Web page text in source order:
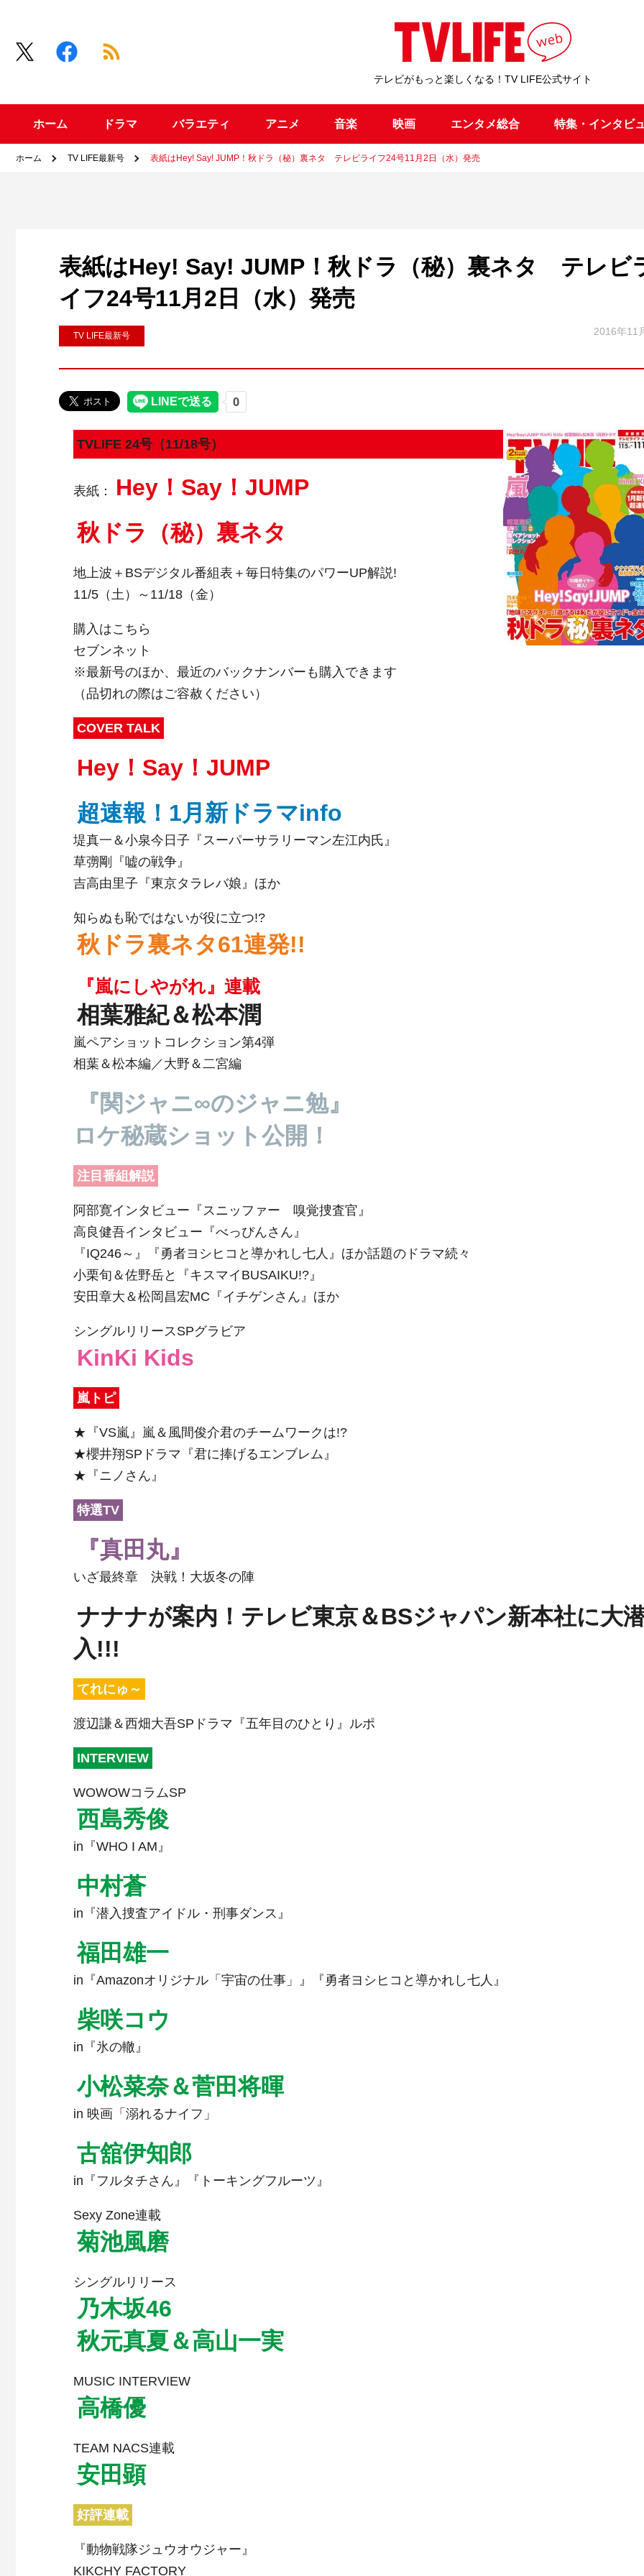
テレビがもっと楽しくなる！TV LIFE公式サイト
ホーム ドラマ バラエティ アニメ 音楽 映画 エンタメ総合 特集・インタビ
ホーム TV LIFE最新号 表紙はHey! Say! JUMP！秋ドラ（秘）裏ネタ テレビライフ24号11月2日（水）発売
表紙はHey! Say! JUMP！秋ドラ（秘）裏ネタ テレビ
イフ24号11月2日（水）発売
TV LIFE最新号 2016年11
TVLIFE 24号（11/18号）
表紙：
Hey！Say！JUMP
秋ドラ（秘）裏ネタ
地上波＋BSデジタル番組表＋毎日特集のパワーUP解説!
11/5（土）～11/18（金）
購入はこちら
セブンネット
※最新号のほか、最近のバックナンバーも購入できます
（品切れの際はご容赦ください）
COVER TALK
Hey！Say！JUMP
超速報！1月新ドラマinfo
堤真一＆小泉今日子『スーパーサラリーマン左江内氏』
草彅剛『嘘の戦争』
吉高由里子『東京タラレバ娘』ほか
知らぬも恥ではないが役に立つ!?
秋ドラ裏ネタ61連発!!
『嵐にしやがれ』連載
相葉雅紀＆松本潤
嵐ペアショットコレクション第4弾
相葉＆松本編／大野＆二宮編
『関ジャニ∞のジャニ勉』
ロケ秘蔵ショット公開！
注目番組解説
阿部寛インタビュー『スニッファー 嗅覚捜査官』
高良健吾インタビュー『べっぴんさん』
『IQ246～』『勇者ヨシヒコと導かれし七人』ほか話題のドラマ続々
小栗旬＆佐野岳と『キスマイBUSAIKU!?』
安田章大＆松岡昌宏MC『イチゲンさん』ほか
シングルリリースSPグラビア
KinKi Kids
嵐トピ
★『VS嵐』嵐＆風間俊介君のチームワークは!?
★櫻井翔SPドラマ『君に捧げるエンブレム』
★『ニノさん』
特選TV
『真田丸』
いざ最終章 決戦！大坂冬の陣
ナナナが案内！テレビ東京＆BSジャパン新本社に大
入!!!
てれにゅ～
渡辺謙＆西畑大吾SPドラマ『五年目のひとり』ルポ
INTERVIEW
WOWOWコラムSP
西島秀俊
in『WHO I AM』
中村蒼
in『潜入捜査アイドル・刑事ダンス』
福田雄一
in『Amazonオリジナル「宇宙の仕事」』『勇者ヨシヒコと導かれし七人』
柴咲コウ
in『氷の轍』
小松菜奈＆菅田将暉
in 映画「溺れるナイフ」
古舘伊知郎
in『フルタチさん』『トーキングフルーツ』
Sexy Zone連載
菊池風磨
シングルリリース
乃木坂46
秋元真夏＆高山一実
MUSIC INTERVIEW
高橋優
TEAM NACS連載
安田顕
好評連載
『動物戦隊ジュウオウジャー』
KIKCHY FACTORY